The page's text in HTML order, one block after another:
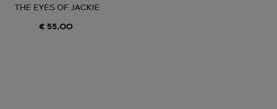
THE EYES OF JACKIE
€ 55,00